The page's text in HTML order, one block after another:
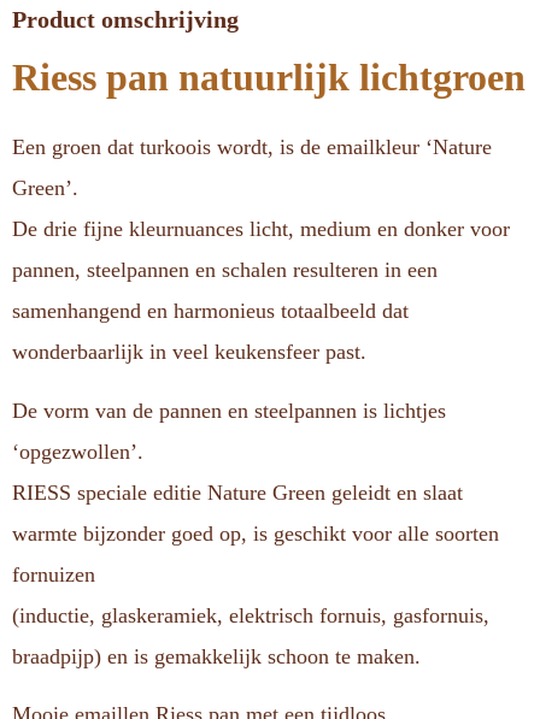
Product omschrijving
Riess pan natuurlijk lichtgroen
Een groen dat turkoois wordt, is de emailkleur ‘Nature
Green’.
De drie fijne kleurnuances licht, medium en donker voor
pannen, steelpannen en schalen resulteren in een
samenhangend en harmonieus totaalbeeld dat
wonderbaarlijk in veel keukensfeer past.
De vorm van de pannen en steelpannen is lichtjes
‘opgezwollen’.
RIESS speciale editie Nature Green geleidt en slaat
warmte bijzonder goed op, is geschikt voor alle soorten
fornuizen
(inductie, glaskeramiek, elektrisch fornuis, gasfornuis,
braadpijp) en is gemakkelijk schoon te maken.